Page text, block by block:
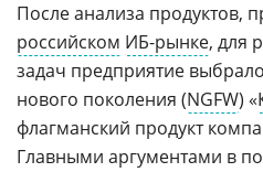
После анализа продуктов,
российском ИБ-рынке, для
задач предприятие выбрало
нового поколения (NGFW) «
флагманский продукт
Главными аргументами в